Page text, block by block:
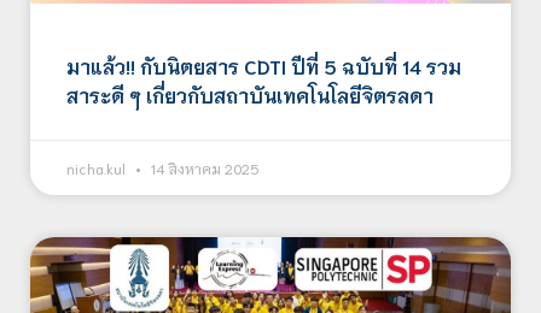
มาแล้ว!! กับนิตยสาร CDTI ปีที่ 5 ฉบับที่ 14 รวม
สาระดี ๆ เกี่ยวกับสถาบันเทคโนโลยีจิตรลดา
nicha.kul 14 สิงหาคม 2025